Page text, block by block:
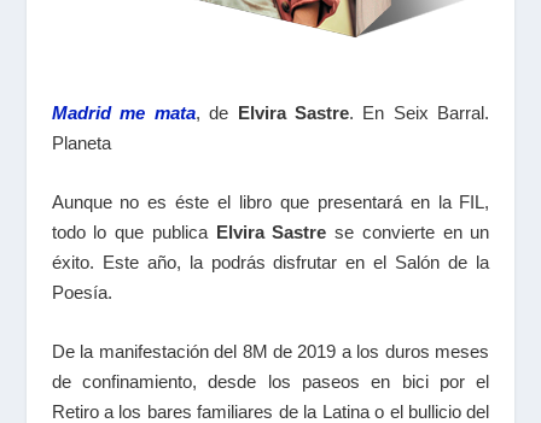
Madrid me mata, de Elvira Sastre. En Seix Barral.
Planeta
Aunque no es éste el libro que presentará en la FIL,
todo lo que publica Elvira Sastre se convierte en un
éxito. Este año, la podrás disfrutar en el Salón de la
Poesía.
De la manifestación del 8M de 2019 a los duros meses
de confinamiento, desde los paseos en bici por el
Retiro a los bares familiares de la Latina o el bullicio del